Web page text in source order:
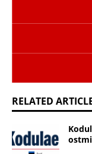
RELATED